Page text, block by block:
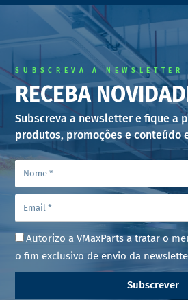
SUBSCREVA A NEWSLETTER
RECEBA
Subscreva a newsletter e fique a
produtos, promoções e conteúdo
Autorizo a VMaxParts a tratar o
o fim exclusivo de envio da
Subscrever